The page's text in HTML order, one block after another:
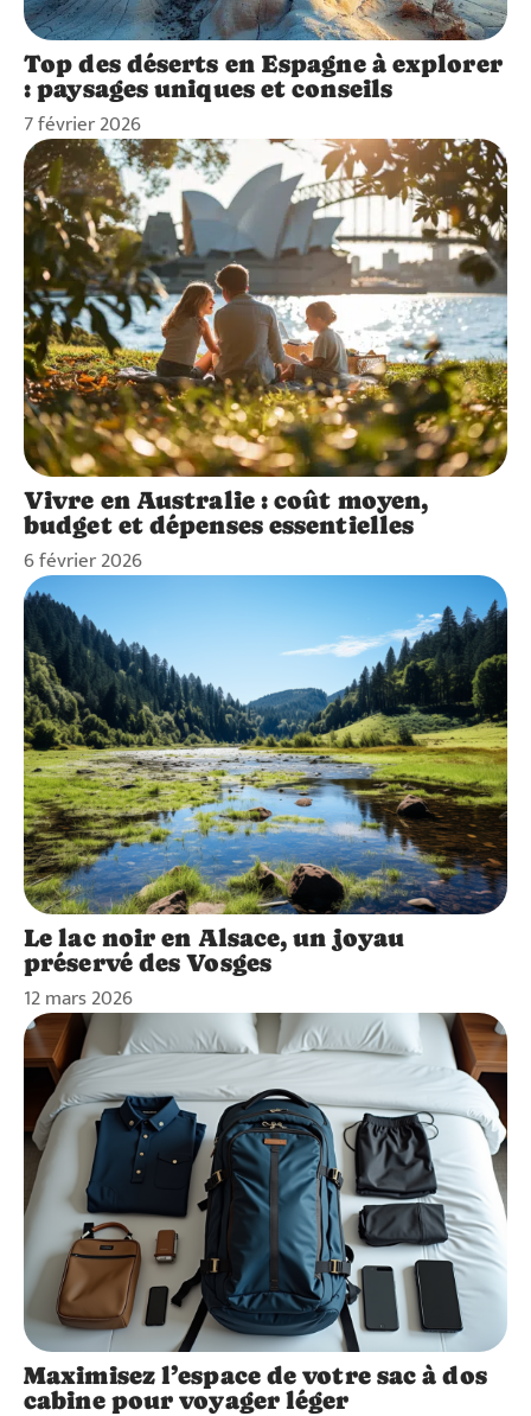
Top des déserts en Espagne à explorer
: paysages uniques et conseils
7 février 2026
Vivre en Australie : coût moyen,
budget et dépenses essentielles
6 février 2026
Le lac noir en Alsace, un joyau
préservé des Vosges
12 mars 2026
Maximisez l’espace de votre sac à dos
cabine pour voyager léger